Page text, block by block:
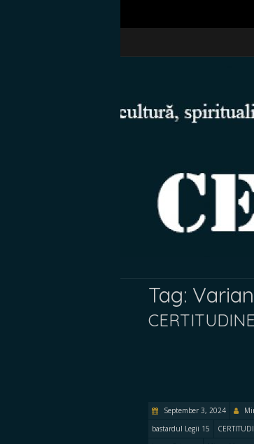
Tag:
September 3, 2024
bastardul Legii 15